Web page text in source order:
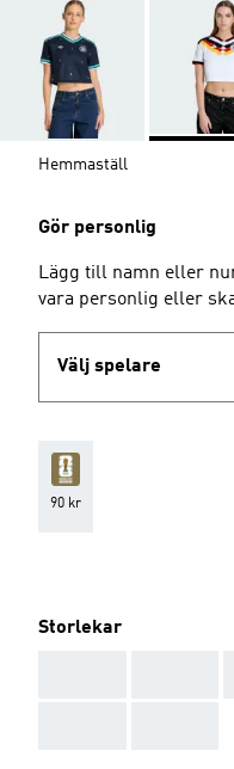
Hemmaställ
Gör personlig
Lägg till namn eller
vara personlig eller
Välj spelare
90 kr
Storlekar